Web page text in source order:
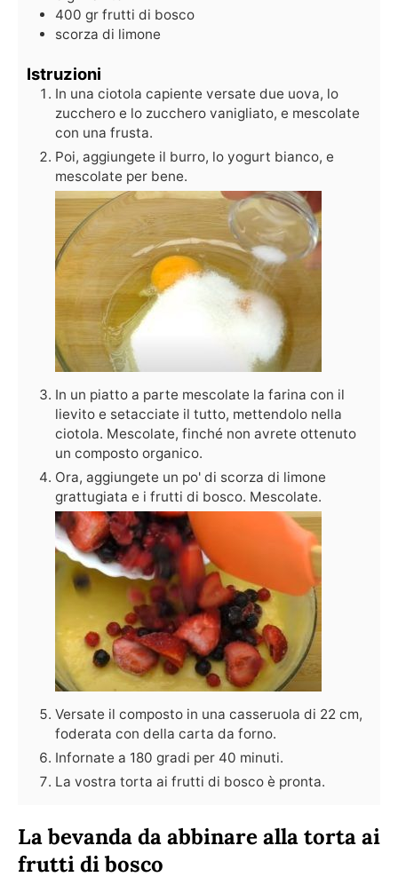
400 gr frutti di bosco
scorza di limone
Istruzioni
In una ciotola capiente versate due uova, lo
zucchero e lo zucchero vanigliato, e mescolate
con una frusta.
Poi, aggiungete il burro, lo yogurt bianco, e
mescolate per bene.
In un piatto a parte mescolate la farina con il
lievito e setacciate il tutto, mettendolo nella
ciotola. Mescolate, finché non avrete ottenuto
un composto organico.
Ora, aggiungete un po' di scorza di limone
grattugiata e i frutti di bosco. Mescolate.
Versate il composto in una casseruola di 22 cm,
foderata con della carta da forno.
Infornate a 180 gradi per 40 minuti.
La vostra torta ai frutti di bosco è pronta.
La bevanda da abbinare alla torta ai
frutti di bosco